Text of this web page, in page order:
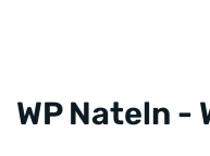
WP Nateln -